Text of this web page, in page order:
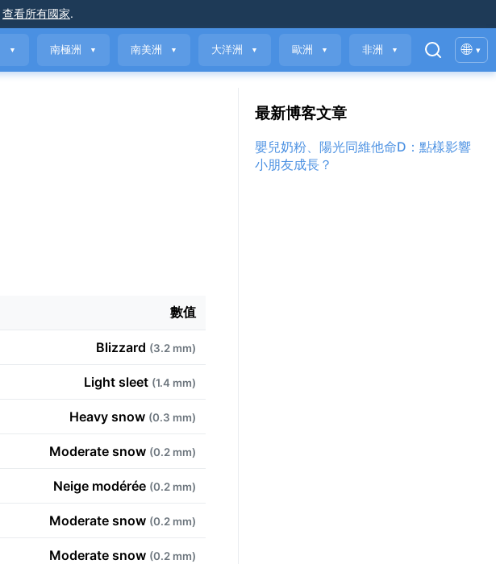
查看所有國家.
▼ 南極洲 ▼ 南美洲 ▼ 大洋洲 ▼ 歐洲 ▼ 非洲 ▼ 🌐 ▾
數值
Blizzard (3.2 mm)
Light sleet (1.4 mm)
Heavy snow (0.3 mm)
Moderate snow (0.2 mm)
Neige modérée (0.2 mm)
Moderate snow (0.2 mm)
Moderate snow (0.2 mm)
最新博客文章
嬰兒奶粉、陽光同維他命D：點樣影響
小朋友成長？